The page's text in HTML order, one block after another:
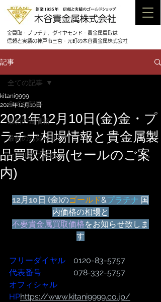
金買取・プラチナ、ダイヤモンド・貴金属買取は
信頼と実績の神戸市三宮・元町の木谷貴金属株式会社
記事
全ての記事
最新の金価格
最新のお知らせ
セールのご案内
全ての記事
2021年12月10日(金)金・プ
ラチナ相場情報と貴金属製
品買取相場(セールのご案
内)
kitani9999
2021年12月10日
12月10日 (金)のゴールド&プラチナ 国
内価格の相場と
不要貴金属買取価格をお知らせ致しま
す
フリーダイヤル 0120-83-5757
代表番号
              078-332-5757
オフィシャル
HPhttps://www.kitani9999.co.jp/